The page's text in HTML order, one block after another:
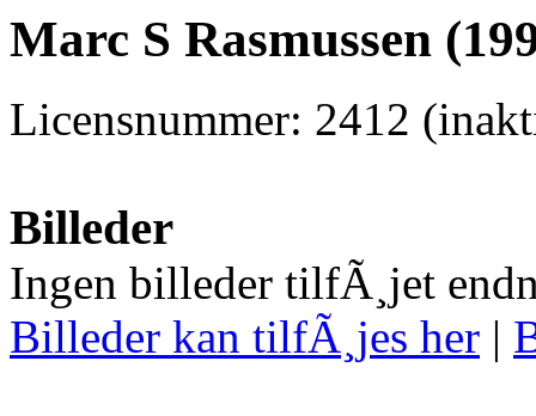
Marc S Rasmussen
Licensnummer: 2412
Billeder
Ingen billeder tilfÃ¸jet
Billeder kan tilfÃ¸jes her |